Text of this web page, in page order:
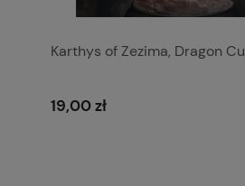
Karthys of Zezima, Dragon
19,00 zł